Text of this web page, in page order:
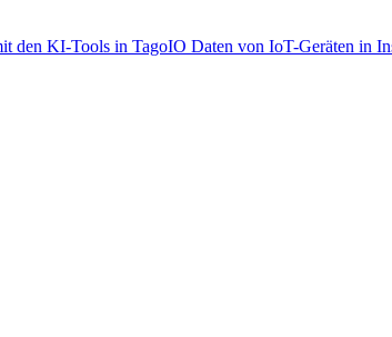
KI-Tools in TagoIO Daten von IoT-Geräten in